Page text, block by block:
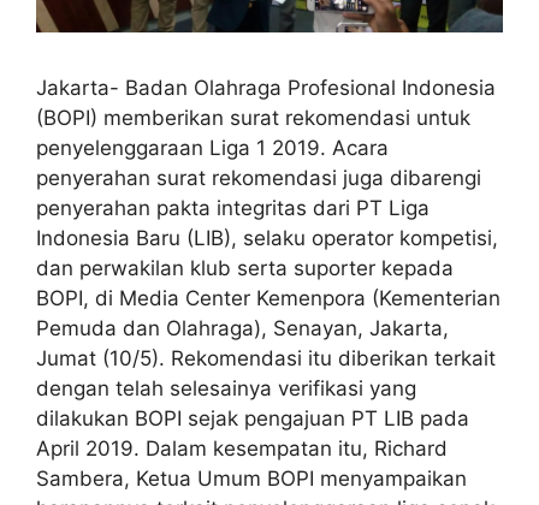
Jakarta- Badan Olahraga Profesional Indonesia
(BOPI) memberikan surat rekomendasi untuk
penyelenggaraan Liga 1 2019. Acara
penyerahan surat rekomendasi juga dibarengi
penyerahan pakta integritas dari PT Liga
Indonesia Baru (LIB), selaku operator kompetisi,
dan perwakilan klub serta suporter kepada
BOPI, di Media Center Kemenpora (Kementerian
Pemuda dan Olahraga), Senayan, Jakarta,
Jumat (10/5). Rekomendasi itu diberikan terkait
dengan telah selesainya verifikasi yang
dilakukan BOPI sejak pengajuan PT LIB pada
April 2019. Dalam kesempatan itu, Richard
Sambera, Ketua Umum BOPI menyampaikan